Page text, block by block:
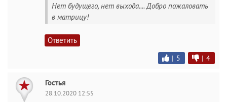
Нет будущего, нет выхода.... Добро пожаловать
в матрицу!
Ответить
| 5 | 4
Гостья
28.10.2020 12:55